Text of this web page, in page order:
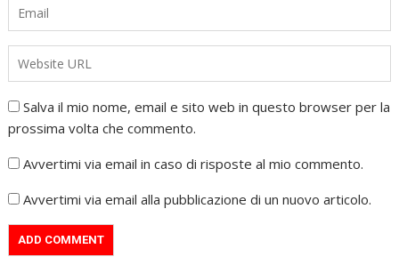
Salva il mio nome, email e sito web in questo browser per la
prossima volta che commento.
Avvertimi via email in caso di risposte al mio commento.
Avvertimi via email alla pubblicazione di un nuovo articolo.